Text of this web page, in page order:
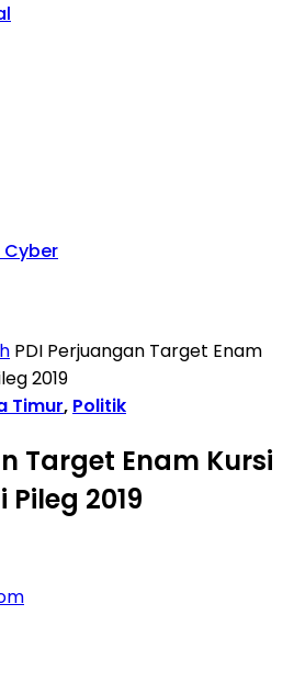
Cyber
PDI Perjuangan Target Enam
2019
Timur, Politik
Target Enam Kursi
Pileg 2019